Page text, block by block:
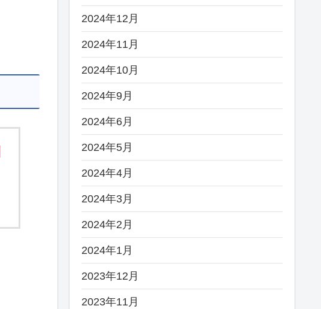
2024年12月
2024年11月
2024年10月
2024年9月
2024年6月
2024年5月
2024年4月
2024年3月
2024年2月
2024年1月
2023年12月
2023年11月